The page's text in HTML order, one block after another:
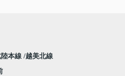
本線 越美北線